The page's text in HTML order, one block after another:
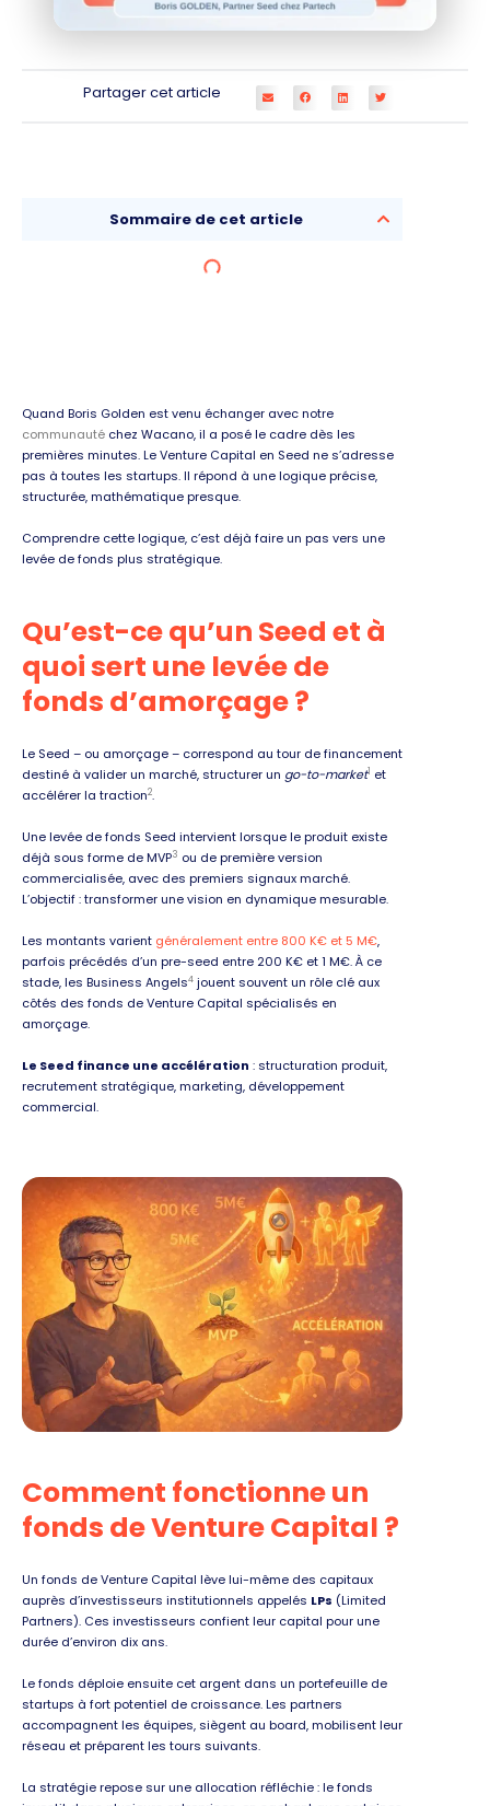
Partager cet article
Sommaire de cet article
Quand Boris Golden est venu échanger avec notre
communauté chez Wacano, il a posé le cadre dès les
premières minutes. Le Venture Capital en Seed ne s’adresse
pas à toutes les startups. Il répond à une logique précise,
structurée, mathématique presque.
Comprendre cette logique, c’est déjà faire un pas vers une
levée de fonds plus stratégique.
Qu’est-ce qu’un Seed et à
quoi sert une levée de
fonds d’amorçage ?
Le Seed – ou amorçage – correspond au tour de financement
destiné à valider un marché, structurer un go-to-market1 et
accélérer la traction2.
Une levée de fonds Seed intervient lorsque le produit existe
déjà sous forme de MVP3 ou de première version
commercialisée, avec des premiers signaux marché.
L’objectif : transformer une vision en dynamique mesurable.
Les montants varient généralement entre 800 K€ et 5 M€,
parfois précédés d’un pre-seed entre 200 K€ et 1 M€. À ce
stade, les Business Angels4 jouent souvent un rôle clé aux
côtés des fonds de Venture Capital spécialisés en
amorçage.
Le Seed finance une accélération : structuration produit,
recrutement stratégique, marketing, développement
commercial.
Comment fonctionne un
fonds de Venture Capital ?
Un fonds de Venture Capital lève lui-même des capitaux
auprès d’investisseurs institutionnels appelés LPs (Limited
Partners). Ces investisseurs confient leur capital pour une
durée d’environ dix ans.
Le fonds déploie ensuite cet argent dans un portefeuille de
startups à fort potentiel de croissance. Les partners
accompagnent les équipes, siègent au board, mobilisent leur
réseau et préparent les tours suivants.
La stratégie repose sur une allocation réfléchie : le fonds